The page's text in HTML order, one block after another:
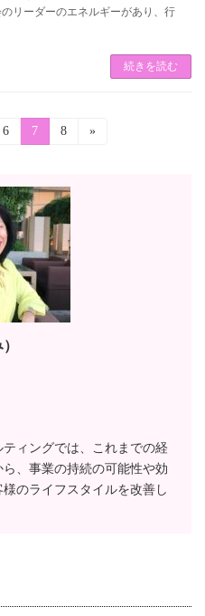
リーダーのエネルギーがあり、行
続きを読む
固
ジ
6
固
定
ジ
7
固
ジ
8 »
ィングでは、これまでの経
、事業の持続の可能性や効
のライフスタイルを改善し